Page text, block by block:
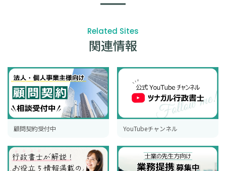
Related Sites
関連情報
顧問契約受付中 YouTubeチャンネル